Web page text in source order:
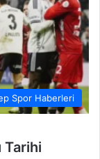
Spor Haberleri
Tarihi